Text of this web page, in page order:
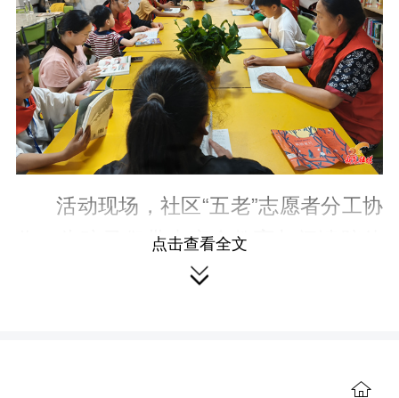
活动现场，社区“五老”志愿者分工协
作，为孩子们带来安全教育与阅读陪伴
双重暖心服务。安全课堂上，志愿者围
点击查看全文
